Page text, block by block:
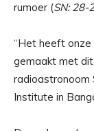
rumoer (SN: 28-
“Het heeft onze
gemaakt met
radioastronoom
Institute in